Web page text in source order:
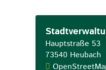
Hauptstraße 53
73540 Heubach